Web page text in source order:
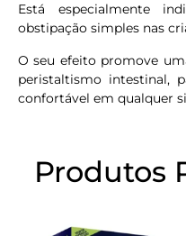
Está especialmente
obstipação simples nas
O seu efeito promove
peristaltismo intestinal,
confortável em qualquer
Produtos